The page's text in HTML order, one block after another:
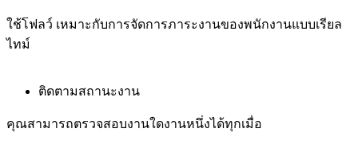
ใช้โฟลว์ เหมาะกับการจัดการภาระงานของพนักงานแบบเรียล
ไทม์
ติดตามสถานะงาน
คุณสามารถตรวจสอบงานใดงานหนึ่งได้ทุกเมื่อ